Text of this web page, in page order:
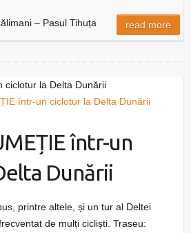
– Pasul Tihuța read more
ciclotur la Delta Dunării
într-un
Dunării
printre altele, și un tur al Deltei
de mulți cicliști. Traseu: